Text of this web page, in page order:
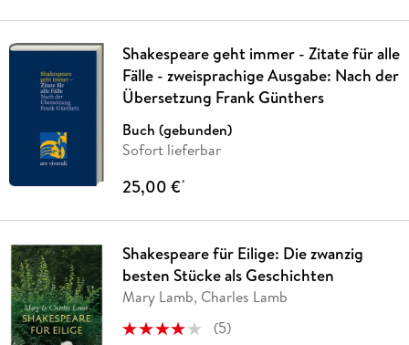
Shakespeare geht immer - Zitate für alle
Fälle - zweisprachige Ausgabe: Nach der
Übersetzung Frank Günthers
Buch (gebunden)
Sofort lieferbar
25,00 €*
Shakespeare für Eilige: Die zwanzig
besten Stücke als Geschichten
Mary Lamb, Charles Lamb
(5)